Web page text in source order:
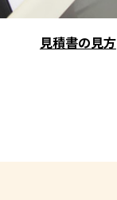
見積書の見方